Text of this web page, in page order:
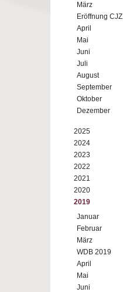
März
Eröffnung CJZ
April
Mai
Juni
Juli
August
September
Oktober
Dezember
2025
2024
2023
2022
2021
2020
2019
Januar
Februar
März
WDB 2019
April
Mai
Juni